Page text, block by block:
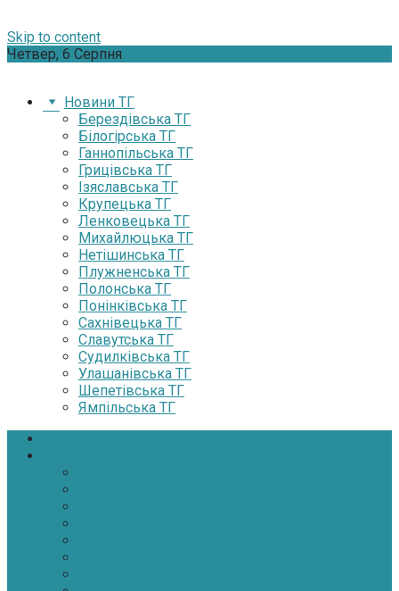
Skip to content
Четвер, 6 Серпня
Новини ТГ
Берездівська ТГ
Білогірська ТГ
Ганнопільська ТГ
Грицівська ТГ
Ізяславська ТГ
Крупецька ТГ
Ленковецька ТГ
Михайлюцька ТГ
Нетішинська ТГ
Плужненська ТГ
Полонська ТГ
Понінківська ТГ
Сахнівецька ТГ
Славутська ТГ
Судилківська ТГ
Улашанівська ТГ
Шепетівська ТГ
Ямпільська ТГ